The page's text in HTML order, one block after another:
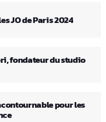
JO de Paris 2024
fondateur du studio
pour les